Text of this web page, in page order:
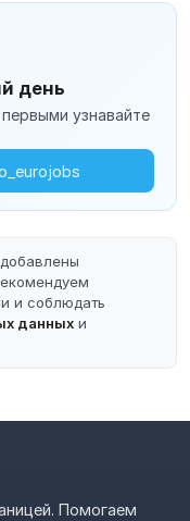
день
узнавайте
и соблюдать
данных и
Помогаем